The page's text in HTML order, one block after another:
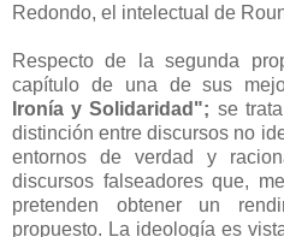
Redondo, el intelectual de
Respecto de la segunda
capítulo de una de sus
Ironía y Solidaridad"; se
distinción entre discursos no
entornos de verdad y
discursos falseadores que,
pretenden obtener un
propuesto. La ideología es